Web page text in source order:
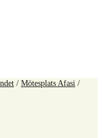
/ Mötesplats Afasi /